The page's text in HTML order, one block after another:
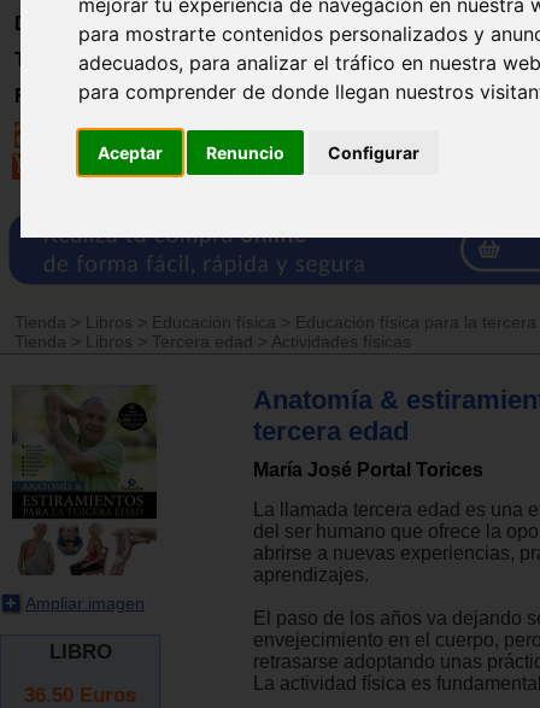
mejorar tu experiencia de navegación en nuestra
para mostrarte contenidos personalizados y
adecuados, para analizar el tráfico en nuestra
para comprender de donde llegan nuestros
Aceptar Renuncio Configurar
Directorio
Trabajo
Registro
Tienda > Libros > Educación física > Educación física para la
Tienda
> Libros > Tercera edad > Actividades físicas
Ampliar imagen
LIBRO
36.50 Euros
Anatomía &
tercera edad
María José Portal Torices
La llamada tercera edad es una
del ser humano que ofrece la
abrirse a nuevas experiencias,
aprendizajes.
El paso de los años va dejando
envejecimiento en el cuerpo,
retrasarse adoptando unas
La actividad física es